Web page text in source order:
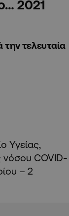
2021
την τελευταία
Υγείας,
νόσου COVID-
– 2